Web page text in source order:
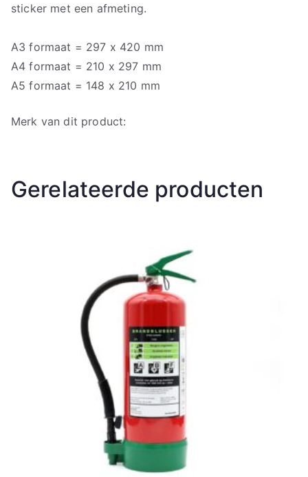
sticker met een afmeting.
A3 formaat = 297 x 420 mm
A4 formaat = 210 x 297 mm
A5 formaat = 148 x 210 mm
Merk van dit product:
Gerelateerde producten